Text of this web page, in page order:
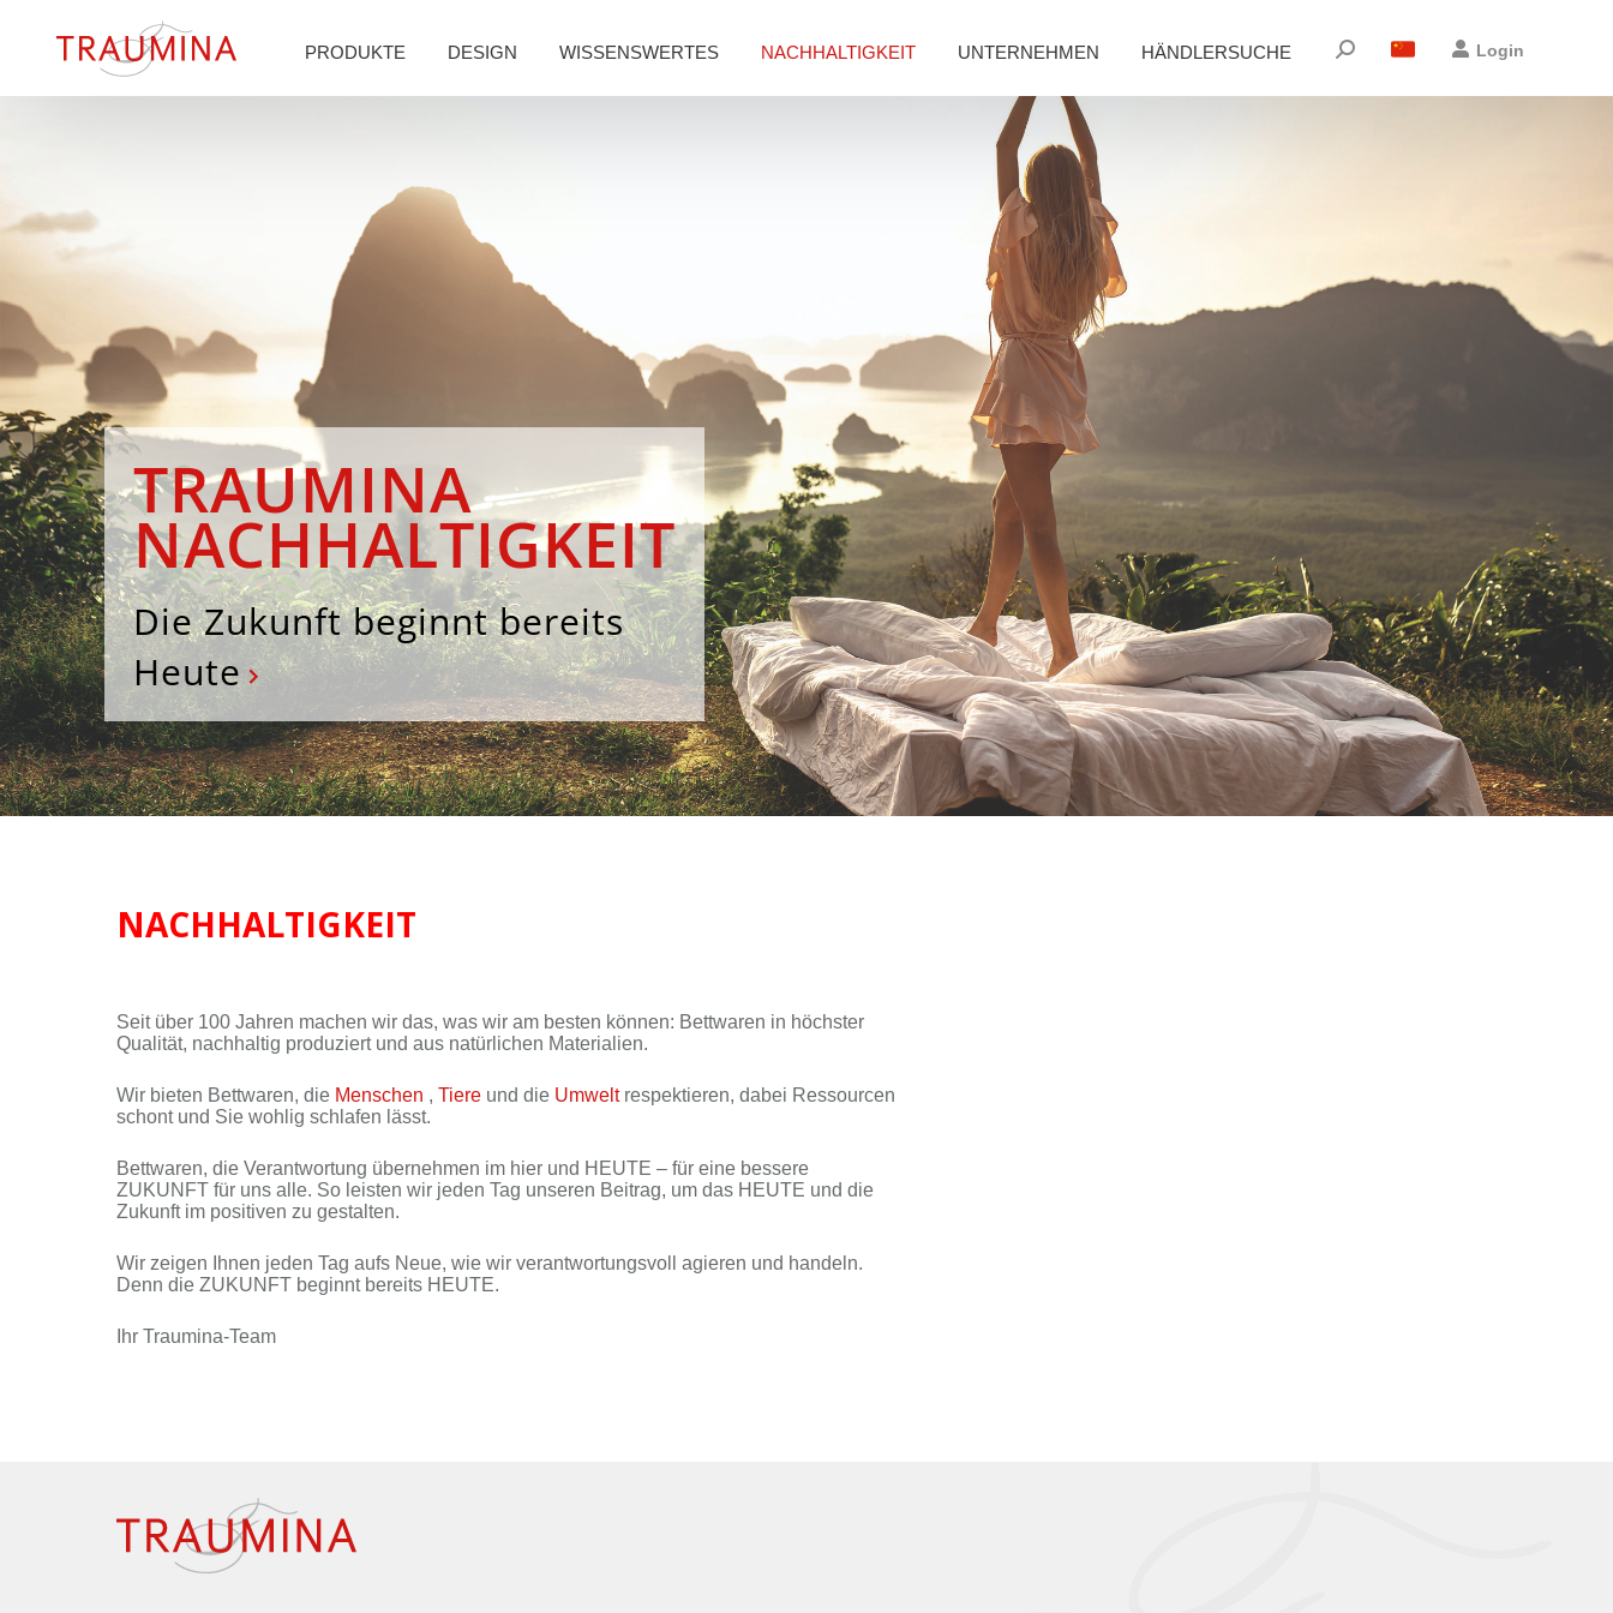
PRODUKTE DESIGN WISSENSWERTES NACHHALTIGKEIT UNTERNEHMEN HÄNDLERSUCHE Suchen: Login
Die Zukunft beginnt bereits
Heute
TRAUMINA
NACHHALTIGKEIT
NACHHALTIGKEIT
Seit über 100 Jah­ren ma­chen wir das, was wir am bes­ten kön­nen: Bett­wa­ren in höchs­ter
Qua­li­tät, nach­hal­tig pro­du­ziert und aus na­tür­li­chen Ma­te­ria­li­en.
Wir bie­ten Bett­wa­ren, die Men­schen , Tie­re und die Um­weltre­spek­tie­ren, da­bei Res­sour­cen
schont und Sie woh­lig schla­fen lässt.
Bett­wa­ren, die Ver­ant­wor­tung über­neh­men im hier und HEUTE – für ei­ne bes­se­re
ZUKUNFT für uns al­le. So leis­ten wir je­den Tag un­se­ren Bei­trag, um das HEUTE und die
Zu­kunft im po­si­ti­ven zu ge­stal­ten.
Wir zei­gen Ih­nen je­den Tag aufs Neue, wie wir ver­ant­wor­tungs­voll agie­ren und han­deln.
Denn die ZUKUNFT be­ginnt be­reits HEUTE.
Ihr Traumina-Team